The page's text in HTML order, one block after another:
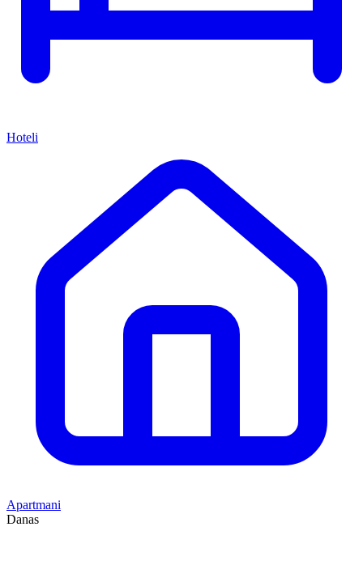
Hoteli
Apartmani
Danas